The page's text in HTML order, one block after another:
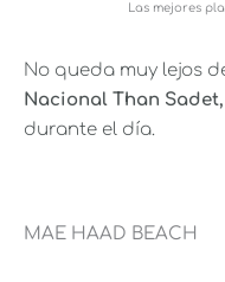
Las mejores
No queda muy lejos
Nacional Than Sadet,
durante el día.
MAE HAAD BEACH